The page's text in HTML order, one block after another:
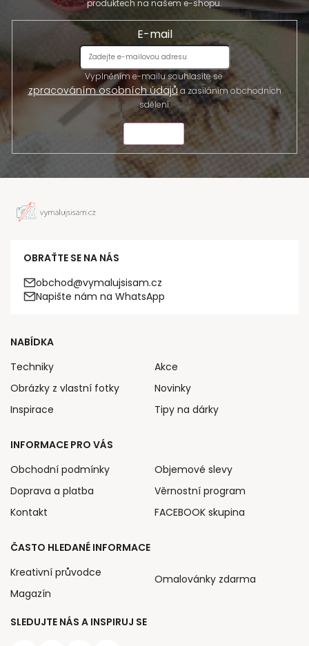
produktech na našem e-shopu.
E-mail
Vyplněním e-mailu souhlasíte se
zpracováním osobních údajůa zasíláním obchodních
sdělení.
OBRAŤTE SE NA NÁS
obchod@vymalujsisam.cz
Napište nám na WhatsApp
SLEDUJTE NÁS A INSPIRUJ SE
NABÍDKA
Techniky
Obrázky z vlastní fotky
Inspirace
Akce
Novinky
Tipy na dárky
INFORMACE PRO VÁS
Obchodní podmínky
Doprava a platba
Kontakt
Objemové slevy
Věrnostní program
FACEBOOK skupina
ČASTO HLEDANÉ INFORMACE
Kreativní průvodce
Magazín
Omalovánky zdarma